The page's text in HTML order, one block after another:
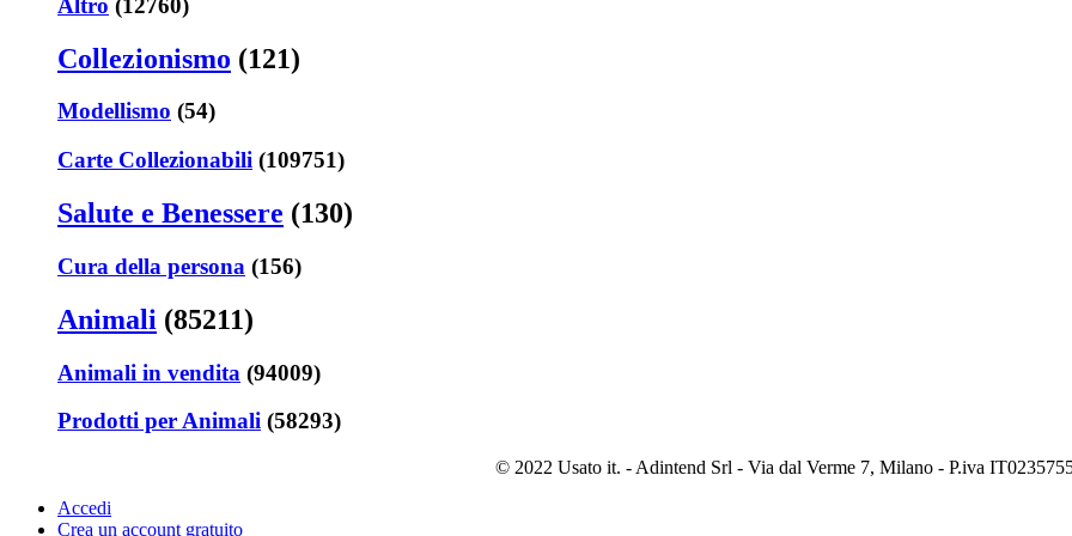
Collezionismo (121)
Modellismo (54)
Carte Collezionabili (109751)
Salute e Benessere (130)
Cura della persona (156)
Animali (85211)
Animali in vendita (94009)
Prodotti per Animali (58293)
© 2022 Usato it. - Adintend Srl - Via dal Verme 7, Milano - P.iva
Accedi
Crea un account gratuito